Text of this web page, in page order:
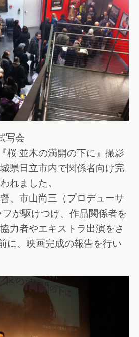
写会
桜 並木の満開の下に』撮影
県日立市内で関係者向け完
れました。
、市山尚三（プロデューサ
が駆けつけ、作品関係者を
力者やエキストラ出演をさ
に、映画完成の報告を行い